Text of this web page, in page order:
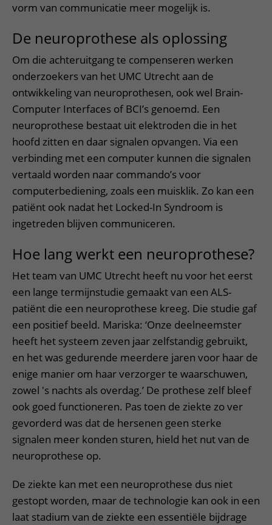
vorm van communicatie meer mogelijk is.
De neuroprothese als oplossing
Om die achteruitgang te compenseren werken
onderzoekers van het UMC Utrecht aan de
ontwikkeling van neuroprothesen, ook wel Brain-
Computer Interfaces of BCI’s genoemd. Een
neuroprothese bestaat uit elektroden die in het
hoofd zitten en daar signalen opvangen. Via een
verbinding met een computer kunnen die signalen
vertaald worden naar commando’s voor
computerbediening, zoals een muisklik. Zo kan een
patiënt ook nadat het Locked-In Syndroom is
ingetreden blijven communiceren.
Hoe lang werkt een neuroprothese?
Het team van UMC Utrecht heeft nu voor het eerst
een lange termijnstudie gemaakt van een ALS-
patiënt die een neuroprothese kreeg. Die studie gaf
een positief beeld. Mariska: ‘Onze deelneemster
heeft het systeem zeven jaar zelfstandig gebruikt,
en het was gedurende meerdere jaren voor haar de
enige manier om haar verzorger te waarschuwen,
zowel 's nachts als overdag.’ De prothese zelf bleef
ook goed functioneren. Pas toen de ziekte zo ver
gevorderd was dat de hersenen geen sterke
signalen meer konden sturen, hield het nut van de
neuroprothese op.
De ziekte kan met een neuroprothese dus niet
gestopt worden, maar de technologie kan ook in een
laat stadium van de ziekte een essentiële bijdrage